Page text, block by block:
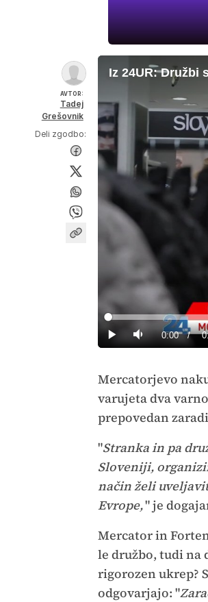
AVTOR:
Tadej
Grešovnik
Deli zgodbo:
Iz 24UR: Družbi
Predvajaj
Tiho Current
0:00 /
Loaded:
Mercatorjevo
varujeta dva
prepovedan
"Stranka in pa
Sloveniji,
način želi
Evrope," je
Mercator in
le družbo, tudi na
rigorozen ukrep?
odgovarjajo: "